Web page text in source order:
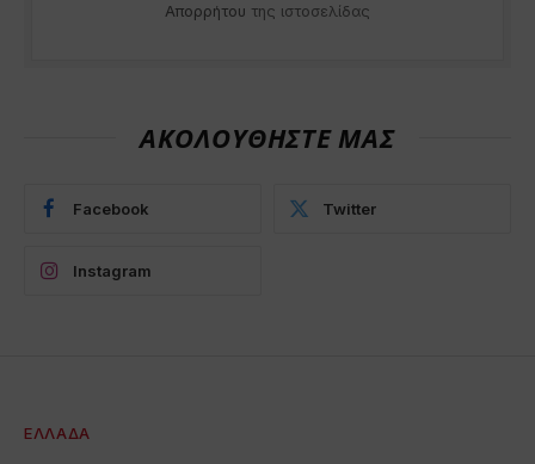
Απορρήτου της ιστοσελίδας
ΑΚΟΛΟΥΘΗΣΤΕ ΜΑΣ
Facebook Twitter
Instagram
ΕΛΛΆΔΑ